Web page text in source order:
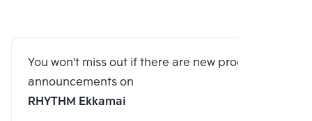
You won't miss out if there are new program
announcements on
RHYTHM Ekkamai